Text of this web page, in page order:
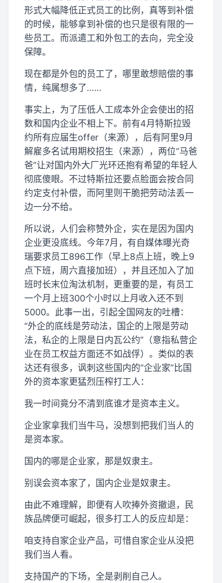
形式大幅降低正式员工的比例，真等到补偿
的时候，能够拿到补偿的也只是很有限的一
些员工。而派遣工和外包工的去向，完全没
保障。
现在都是外包的员工了，哪里敢想赔偿的事
情，纯属想多了……
事实上，为了压低人工成本外企会使出的招
数和国内企业不相上下。前有4月特斯拉毁
约所有应届生offer（来源），后有阿里9月
解雇多名试用期校招生（来源），两位“马爸
爸”让对国内外大厂光环还抱有希望的年轻人
彻底傻眼。不过特斯拉还要点脸面会按合同
约定支付补偿，而阿里则干脆把劳动法丢一
边一分不给。
所以说，人们会称赞外企，实在是因为国内
企业更没底线。今年7月，有自媒体曝光奇
瑞要求员工896工作（早上8点上班，晚上9
点下班，周六直接加班），并且还加入了加
班时长末位淘汰机制，更重要的是，有员工
一个月上班300个小时以上月收入还不到
5000。此事一出，引起全国网友的吐槽：
“外企的底线是劳动法，国企的上限是劳动
法，私企的上限是日内瓦公约”（意指私营企
业在员工权益方面还不如战俘）。类似的表
达还有很多，讽刺这些国内的“企业家”比国
外的资本家更猛烈压榨打工人：
我一时间竟分不清到底谁才是资本主义。
企业家拿我们当牛马，没想到把我们当人的
是资本家。
国内的哪是企业家，那是奴隶主。
别误会资本家了，国内企业是奴隶主。
由此不难理解，即便有人吹捧外资撤退，民
族品牌便可崛起，很多打工人的反应却是：
咱支持自家企业产品，可惜自家企业从没把
我们当人看。
支持国产的下场，全是剥削自己人。